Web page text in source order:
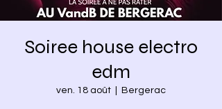
Soiree house electro
edm
ven. 18 août Bergerac